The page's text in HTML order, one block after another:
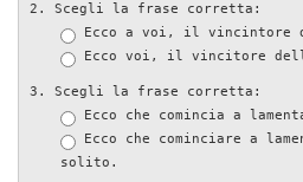
Scegli la frase corretta:
Ecco a voi, il vincintore
Ecco voi, il vincitore
Scegli la frase corretta:
Ecco che comincia a
Ecco che cominciare a
solito.